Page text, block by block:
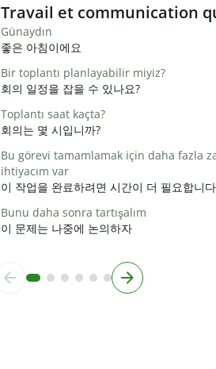
Slide 1 of 6
Travail et communication
Günaydın
좋은 아침이에요
Bir toplantı planlayabilir miyiz?
회의 일정을 잡을 수 있나요?
Toplantı saat kaçta?
회의는 몇 시입니까?
Bu görevi tamamlamak için daha fazla
ihtiyacım var
이 작업을 완료하려면 시간이 더 필요합니
Bunu daha sonra tartışalım
이 문제는 나중에 논의하자